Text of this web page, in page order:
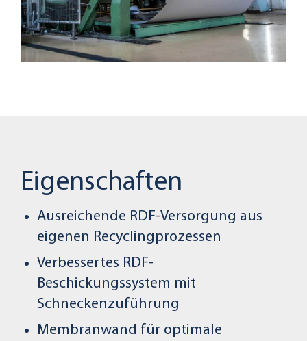
Eigenschaften
Ausreichende RDF-Versorgung aus
eigenen Recyclingprozessen
Verbessertes RDF-
Beschickungssystem mit
Schneckenzuführung
Membranwand für optimale